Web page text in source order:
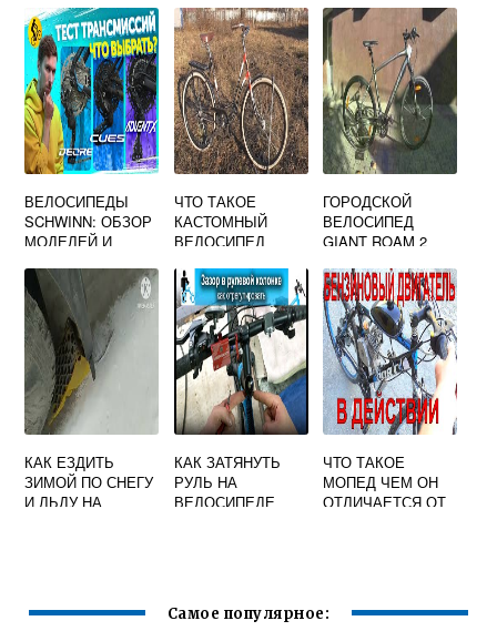
ВЕЛОСИПЕДЫ
SCHWINN: ОБЗОР
МОДЕЛЕЙ И
ЧТО ТАКОЕ
КАСТОМНЫЙ
ВЕЛОСИПЕД
ГОРОДСКОЙ
ВЕЛОСИПЕД
GIANT ROAM 2
КАК ЕЗДИТЬ
ЗИМОЙ ПО СНЕГУ
И ЛЬДУ НА
КАК ЗАТЯНУТЬ
РУЛЬ НА
ВЕЛОСИПЕДЕ
ЧТО ТАКОЕ
МОПЕД ЧЕМ ОН
ОТЛИЧАЕТСЯ ОТ
Самое популярное: